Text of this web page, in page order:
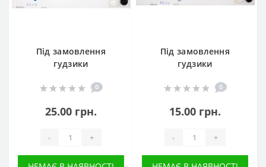
Під замовлення
гудзики
0
25.00 грн.
- +
Під замовлення
гудзики
0
15.00 грн.
- +